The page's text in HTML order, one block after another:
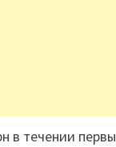
в течении